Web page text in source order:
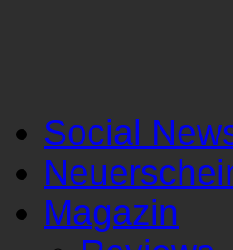
Social
Magazin